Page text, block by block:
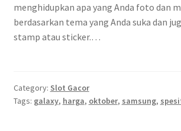
menghidupkan apa yang Anda foto dan
berdasarkan tema yang Anda suka dan
stamp atau sticker.…
Category: Slot Gacor
Tags: galaxy, harga, oktober, samsung,